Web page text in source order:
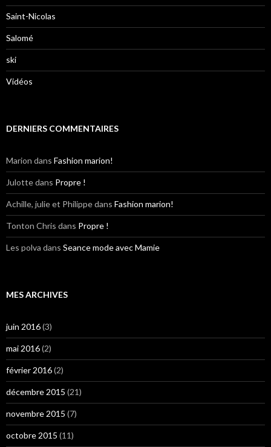
Saint-Nicolas
Salomé
ski
Vidéos
DERNIERS COMMENTAIRES
Marion dans Fashion marion!
Julottedans Propre !
Achille, julie et Philippedans Fashion marion!
Tonton Chris dans Propre !
Les polva dans Seance mode avec Mamie
MES ARCHIVES
juin 2016(3)
mai 2016(2)
février 2016(2)
décembre 2015 (21)
novembre 2015 (7)
octobre 2015 (11)